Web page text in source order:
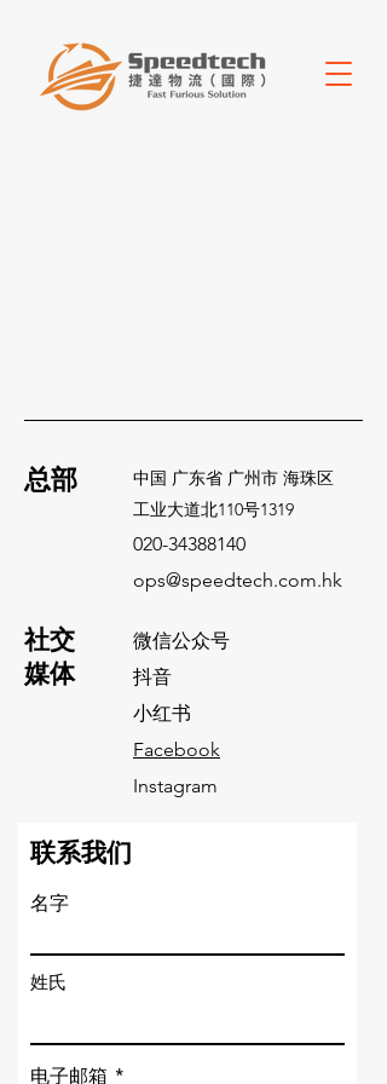
总部
中国 广东省 广州市 海珠区
​工业大道北110号1319
​社交
媒体
微信公众号
抖音
小红书
Facebook
Instagram
联系我们
名字
姓氏
电子邮箱
020-34388140
ops@speedtech.com.hk